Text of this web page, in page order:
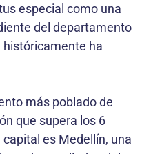
especial como una
del departamento
históricamente ha
más poblado de
que supera los 6
es Medellín, una